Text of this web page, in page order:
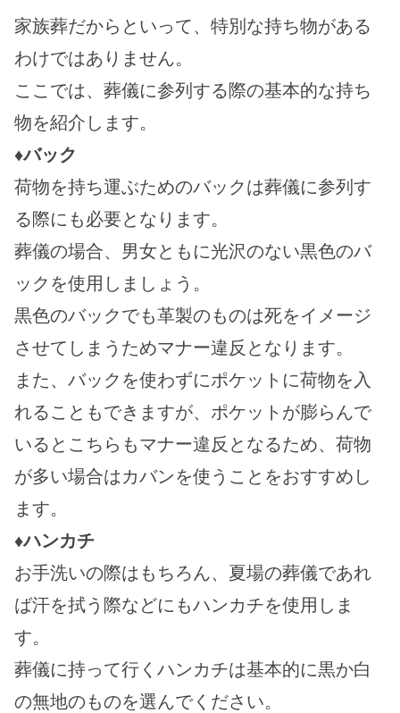
家族葬だからといって、特別な持ち物がある
わけではありません。
ここでは、葬儀に参列する際の基本的な持ち
物を紹介します。
♦バック
荷物を持ち運ぶためのバックは葬儀に参列す
る際にも必要となります。
葬儀の場合、男女ともに光沢のない黒色のバ
ックを使用しましょう。
黒色のバックでも革製のものは死をイメージ
させてしまうためマナー違反となります。
また、バックを使わずにポケットに荷物を入
れることもできますが、ポケットが膨らんで
いるとこちらもマナー違反となるため、荷物
が多い場合はカバンを使うことをおすすめし
ます。
♦ハンカチ
お手洗いの際はもちろん、夏場の葬儀であれ
ば汗を拭う際などにもハンカチを使用しま
す。
葬儀に持って行くハンカチは基本的に黒か白
の無地のものを選んでください。